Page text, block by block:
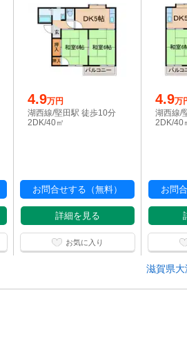
4.9万円
湖西線/堅田駅 徒歩10分
2DK/40㎡
お問合せする（無料）
詳細を見る
お気に入り
4.9万
湖西線/
2DK/40
お問
滋賀県